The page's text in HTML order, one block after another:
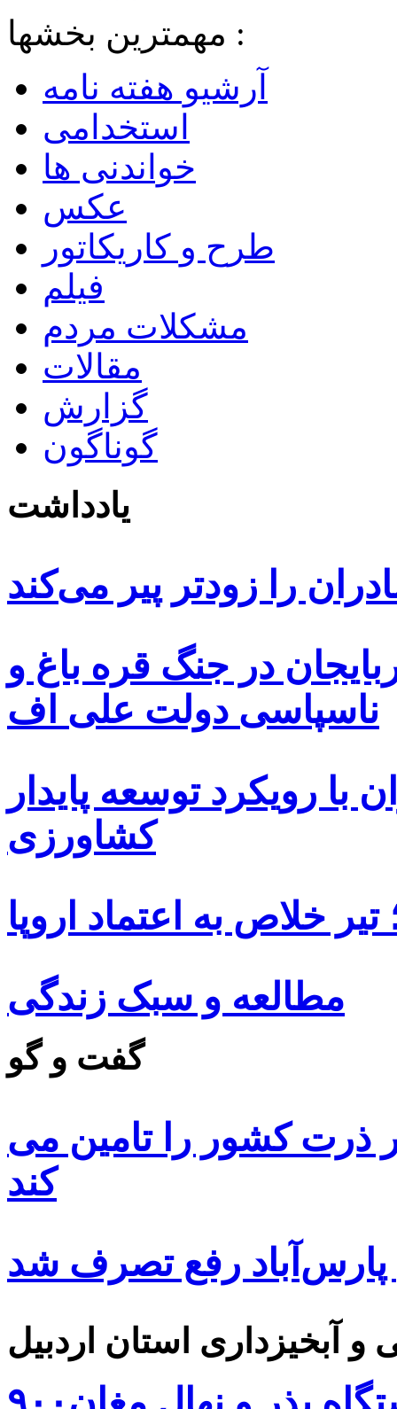
مهمترین بخشها :
آرشیو هفته نامه
استخدامی
خواندنی ها
عکس
طرح و کاریکاتور
فیلم
مشکلات مردم
مقالات
گزارش
گوناگون
یادداشت
را زودتر پیر می‌کند
در جنگ قره باغ و
ناسپاسی دولت علی اف
با رویکرد توسعه پایدار
کشاورزی
خلاص به اعتماد اروپا
مطالعه و سبک زندگی
گفت و گو
۸۵ درصد بذر ذرت کشور را تامین می
کند
پارس‌آباد رفع تصرف شد